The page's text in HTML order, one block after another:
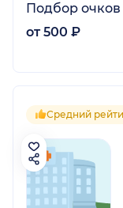
Подбор
от 500 ₽
Средний